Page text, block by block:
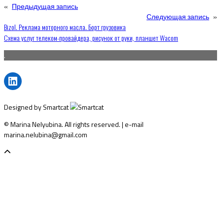
« Предыдущая запись
Следующая запись »
Навигация
по
записям
Bizol. Реклама моторного масла. Борт грузовика
Схема услуг телеком-провайдера, рисунок от руки, планшет Wacom
.
LinkedIn
Designed by Smartcat
© Marina Nelyubina. All rights reserved. | e-mail
marina.nelubina@gmail.com